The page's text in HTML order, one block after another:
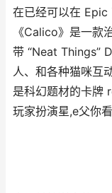
在已经可以在 Epic
《Calico》是一款
带 “Neat Things”
人、和各种猫咪互
是科幻题材的卡牌
玩家扮演星,e父你